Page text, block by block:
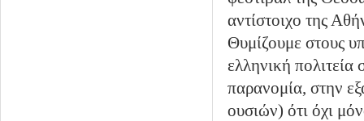
αντίστοιχο της
Θυμίζουμε στους
ελληνική
παρανομία, στην
ουσιών) ότι όχι